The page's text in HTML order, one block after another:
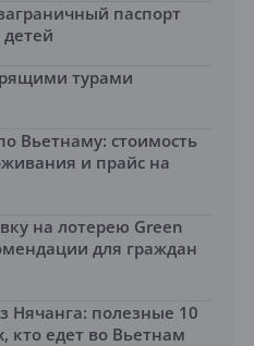
паспорт
турами
Вьетнаму: стоимость
и прайс на
на лотерею Green
для граждан
Нячанга: полезные 10
кто едет во Вьетнам